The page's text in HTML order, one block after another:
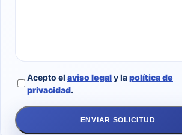
Acepto el aviso legaly lapolítica de
privacidad.
ENVIAR SOLICITUD